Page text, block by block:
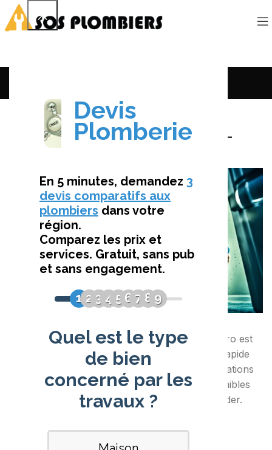
URGENCES ET RÉPARATIONS
Dépannage Urgence Plomberie –
Face à une urgence plomberie, contacter un pro est
crucial. Notre équipe assure une intervention rapide
pour tout souci plomberie. Fuites d’eau, canalisations
bouchées ou réparations, nous sommes disponibles
24/7. Pour toute aide, contactez-nous sans tarder.
Les points essentiels à retenir :